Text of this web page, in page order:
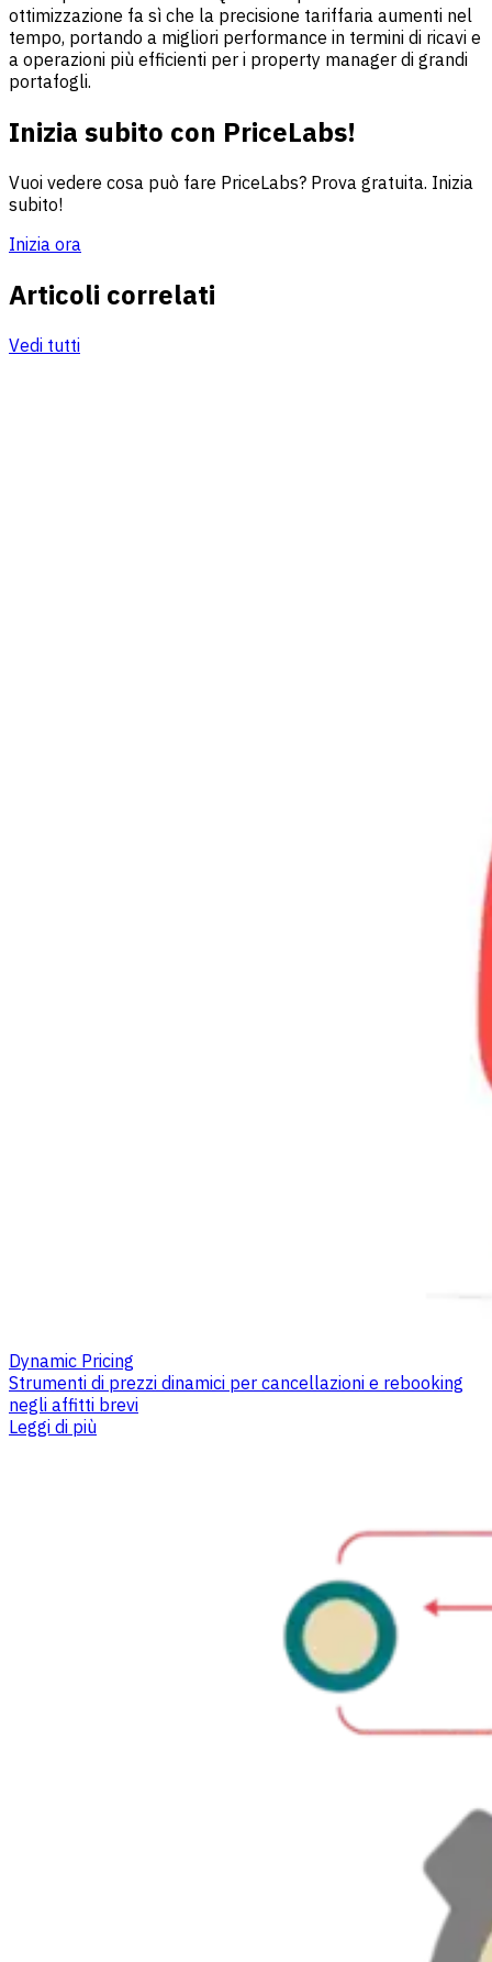
ottimizzazione fa sì che la precisione tariffaria aumenti nel
tempo, portando a migliori performance in termini di ricavi e
a operazioni più efficienti per i property manager di grandi
portafogli.
Inizia subito con PriceLabs!
Vuoi vedere cosa può fare PriceLabs? Prova gratuita. Inizia
subito!
Inizia ora
Articoli correlati
Vedi tutti
Dynamic Pricing
Strumenti di prezzi dinamici per cancellazioni e rebooking
negli affitti brevi
Leggi di più